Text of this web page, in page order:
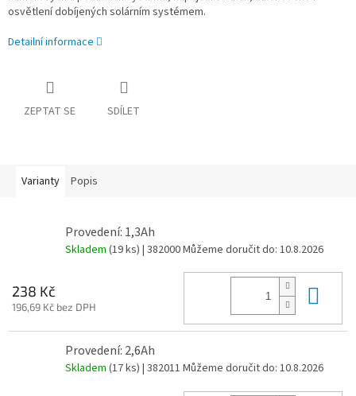
osvětlení dobíjených solárním systémem.
Detailní informace
ZEPTAT SE SDÍLET
Varianty Popis
Provedení: 1,3Ah
Skladem (19 ks) | 382000Můžeme doručit do: 10.8.2026
238 Kč
196,69 Kč bez DPH
Provedení: 2,6Ah
Skladem (17 ks) | 382011 Můžeme doručit do: 10.8.2026